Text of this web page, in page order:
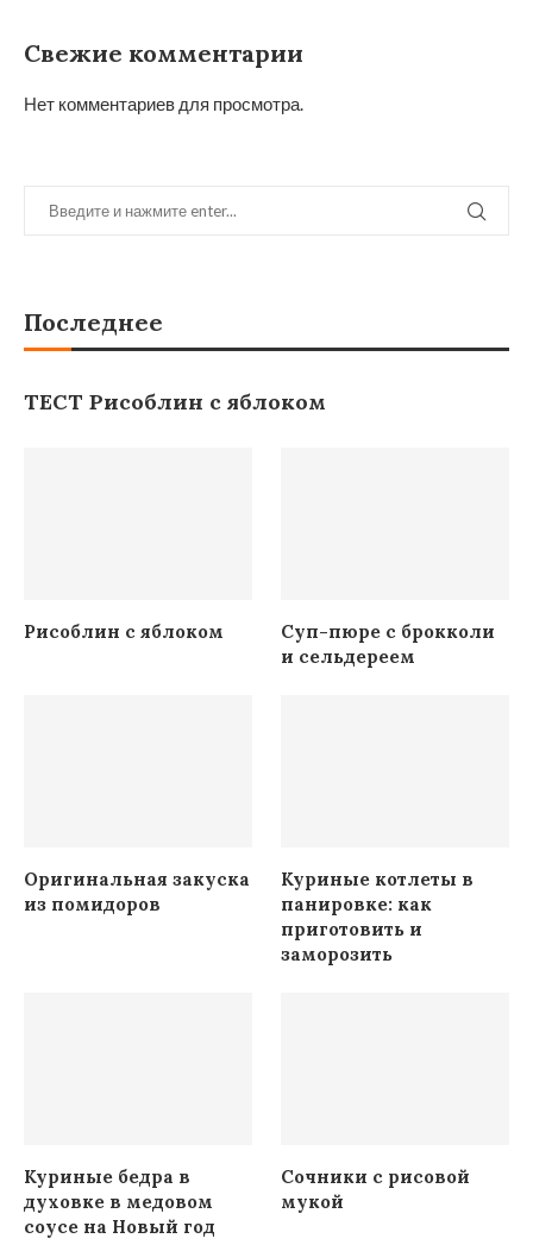
Свежие комментарии
Нет комментариев для просмотра.
Последнее
ТЕСТ Рисоблин с яблоком
Рисоблин с яблоком
Суп-пюре с брокколи
и сельдереем
Оригинальная закуска
из помидоров
Куриные котлеты в
панировке: как
приготовить и
заморозить
Куриные бедра в
духовке в медовом
соусе на Новый год
Сочники с рисовой
мукой